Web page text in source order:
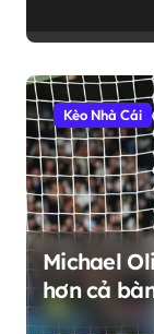
Kèo Nhà Cái
Michael
hơn cả
Cup 2026